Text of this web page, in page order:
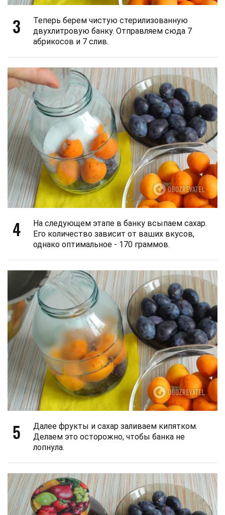
3
Теперь берем чистую стерилизованную
двухлитровую банку. Отправляем сюда 7
абрикосов и 7 слив.
4
На следующем этапе в банку всыпаем сахар.
Его количество зависит от ваших вкусов,
однако оптимальное - 170 граммов.
5
Далее фрукты и сахар заливаем кипятком.
Делаем это осторожно, чтобы банка не
лопнула.